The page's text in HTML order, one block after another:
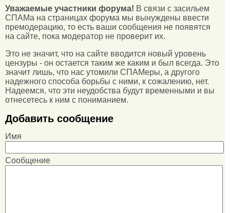
Уважаемые участники форума! В связи с засильем
СПАМа на страницах форума мы вынуждены ввести
премодерацию, то есть ваши сообщения не появятся
на сайте, пока модератор не проверит их.
Это не значит, что на сайте вводится новый уровень
цензуры - он остается таким же каким и был всегда. Это
значит лишь, что нас утомили СПАМеры, а другого
надежного способа борьбы с ними, к сожалению, нет.
Надеемся, что эти неудобства будут временными и вы
отнесетесь к ним с пониманием.
Добавить сообщение
Имя
Сообщение